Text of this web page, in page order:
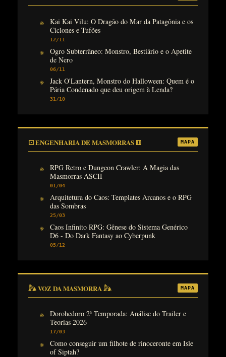
Kai Kai Vilu: O Dragão do Mar da Patagônia e os
Ciclones e Tufões
12/11
Ogro Subterrâneo: Monstro, Bestiário e o Apetite
de Nero
06/11
Jack O'Lantern, Monstro do Halloween: Quem é o
Pária Condenado que deu origem à Lenda?
31/10
⚀ ENGENHARIA DE MASMORRAS ⚅ MAPA
RPG Retro e Dungeon Crawler: A Magia das
Masmorras ASCII
01/04
Arquitetura do Caos: Templates Arcanos e o RPG
das Sombras
25/03
Caos Infinito RPG: Gênese do Sistema Genérico
D6 - Do Dark Fantasy ao Cyberpunk
05/12
𓃦 VOZ DA MASMORRA 𓃦 MAPA
Dorohedoro 2ª Temporada: Análise do Trailer e
Teorias 2026
17/03
Como conseguir um filhote de rinoceronte em Isle
of Siptah?